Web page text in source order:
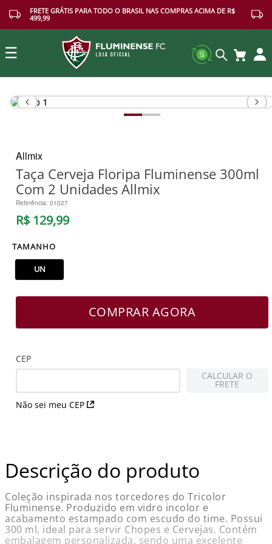
FRETE GRÁTIS PARA TODO O BRASIL NAS COMPRAS ACIMA DE R$
499,99
☰
Buscar
Allmix
Taça Cerveja Floripa Fluminense 300ml
Com 2 Unidades Allmix
Referência: 01027
R$ 129,99
TAMANHO
UN
COMPRAR AGORA
CEP
Não sei meu CEP
CALCULAR O
FRETE
Descrição do produto
Coleção inspirada nos torcedores do Tricolor
Fluminense. Produzido em vidro incolor e
acabamento estampado com escudo do time. Possui
300 ml, ideal para servir Chopes e Cervejas. Contém
embalagem personalizada, sendo uma excelente